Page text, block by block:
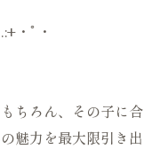
・ﾟ・
ちろん、その子に合
魅力を最大限引き出